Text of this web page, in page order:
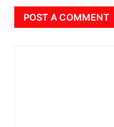
POST A COMMENT